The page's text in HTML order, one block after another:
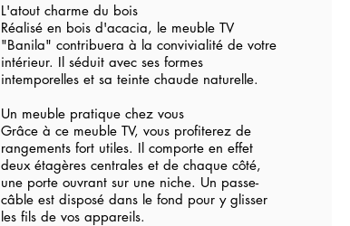
L'atout charme du bois
Réalisé en bois d'acacia, le meuble TV
"Banila" contribuera à la convivialité de votre
intérieur. Il séduit avec ses formes
intemporelles et sa teinte chaude naturelle.
Un meuble pratique chez vous
Grâce à ce meuble TV, vous profiterez de
rangements fort utiles. Il comporte en effet
deux étagères centrales et de chaque côté,
une porte ouvrant sur une niche. Un passe-
câble est disposé dans le fond pour y glisser
les fils de vos appareils.